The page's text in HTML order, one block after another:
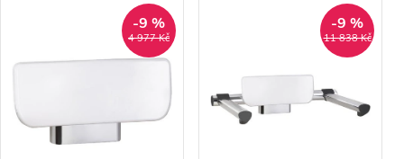
4 977 Kč
-9 %
11 838 Kč
-9 %